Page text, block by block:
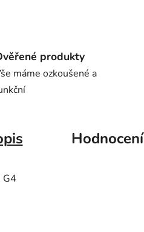
produkty
máme ozkoušené a
Hodnocení